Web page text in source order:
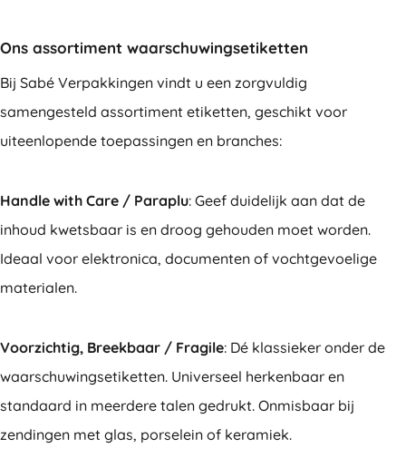
Ons assortiment waarschuwingsetiketten
Bij Sabé Verpakkingen vindt u een zorgvuldig
samengesteld assortiment etiketten, geschikt voor
uiteenlopende toepassingen en branches:
Handle with Care / Paraplu: Geef duidelijk aan dat de
inhoud kwetsbaar is en droog gehouden moet worden.
Ideaal voor elektronica, documenten of vochtgevoelige
materialen.
Voorzichtig, Breekbaar / Fragile: Dé klassieker onder de
waarschuwingsetiketten. Universeel herkenbaar en
standaard in meerdere talen gedrukt. Onmisbaar bij
zendingen met glas, porselein of keramiek.